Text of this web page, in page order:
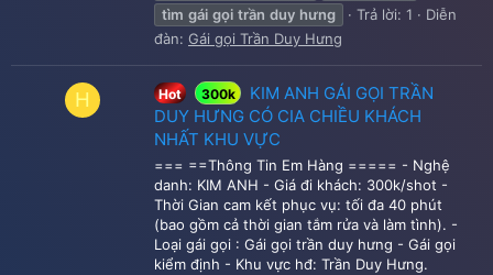
tìm gái gọi trần duy hưng Trả lời: 1
Diễn
đàn: Gái gọi Trần Duy Hưng
H Hot 300k
KIM ANH GÁI GỌI TRẦN
DUY HƯNG CÓ CIA CHIỀU KHÁCH
NHẤT KHU VỰC
=== ==Thông Tin Em Hàng ===== - Nghệ
danh: KIM ANH - Giá đi khách: 300k/shot -
Thời Gian cam kết phục vụ: tối đa 40 phút
(bao gồm cả thời gian tắm rửa và làm tình). -
Loại gái gọi : Gái gọi trần duy hưng - Gái gọi
kiểm định - Khu vực hđ: Trần Duy Hưng.